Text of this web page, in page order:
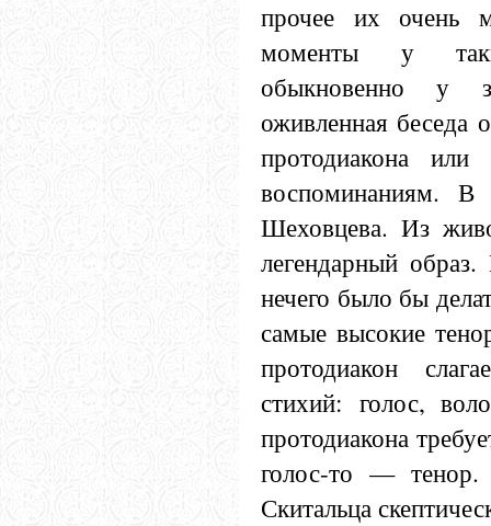
прочее их очень
моменты у
обыкновенно у
оживленная беседа
протодиакона
воспоминаниям. В
Шеховцева. Из
легендарный
нечего было бы
самые высокие
протодиакон
стихий: голос,
протодиакона
голос-то —
Скитальца